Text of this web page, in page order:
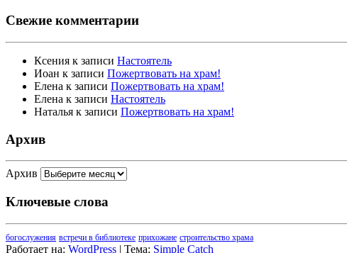
Свежие комментарии
Ксения к записи Настоятель
Иоан к записи Пожертвовать на храм!
Елена к записи Пожертвовать на храм!
Елена к записи Настоятель
Наталья к записи Пожертвовать на храм!
Архив
Архив
Ключевые слова
богослужения встречи в библиотеке прихожане строительство храма
Работает на: WordPress | Тема: Simple Catch